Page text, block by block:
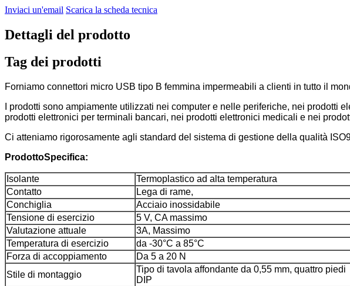
Inviaci un'email Scarica la scheda tecnica
Dettagli del prodotto
Tag dei prodotti
Forniamo connettori micro USB tipo B femmina impermeabili a clienti in tutto il
I prodotti sono ampiamente utilizzati nei computer e nelle periferiche, nei
prodotti elettronici per terminali bancari, nei prodotti elettronici medicali e nei
Ci atteniamo rigorosamente agli standard del sistema di gestione della qualità
ProdottoSpecifica:
Isolante
Termoplastico ad alta temperatura
Contatto
Lega di rame,
Conchiglia
Acciaio inossidabile
Tensione di esercizio
5 V, CA massimo
Valutazione attuale
3A, Massimo
Temperatura di esercizio
da -30°C a 85°C
Forza di accoppiamento
Da 5 a 20 N
Stile di montaggio
Tipo di tavola affondante da 0,55 mm, quattro piedi
DIP